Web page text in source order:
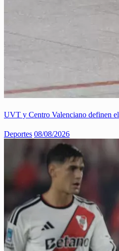
UVT y Centro Valenciano definen el
Deportes 08/08/2026